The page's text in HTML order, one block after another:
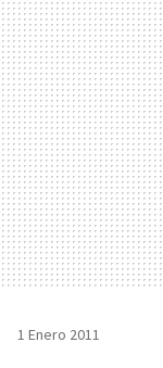
MAIL
1 Enero 2011